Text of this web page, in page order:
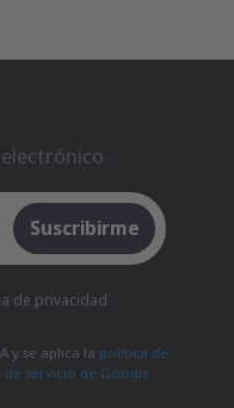
Suscribirme
de privacidad
y se aplica la política de
servicio de Google